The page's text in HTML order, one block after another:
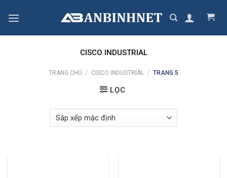
CISCO INDUSTRIAL
TRANG CHỦ / CISCO INDUSTRIAL / TRANG 5
LỌC